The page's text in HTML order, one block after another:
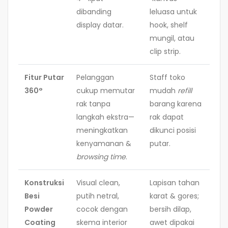
dibanding
display datar.
leluasa untuk
hook, shelf
mungil, atau
clip strip.
Fitur Putar
360°
Pelanggan
cukup memutar
rak tanpa
langkah ekstra—
meningkatkan
kenyamanan &
browsing time.
Staff toko
mudah refill
barang karena
rak dapat
dikunci posisi
putar.
Konstruksi
Besi
Powder
Coating
Visual clean,
putih netral,
cocok dengan
skema interior
Lapisan tahan
karat & gores;
bersih dilap,
awet dipakai